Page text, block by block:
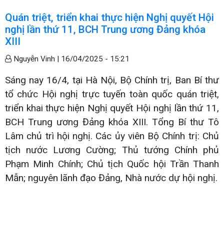
Quán triệt, triển khai thực hiện Nghị quyết Hội
nghị lần thứ 11, BCH Trung ương Đảng khóa
XIII
Nguyễn Vinh | 16/04/2025 - 15:21
Sáng nay 16/4, tại Hà Nội, Bộ Chính trị, Ban Bí thư
tổ chức Hội nghị trực tuyến toàn quốc quán triệt,
triển khai thực hiện Nghị quyết Hội nghị lần thứ 11,
BCH Trung ương Đảng khóa XIII. Tổng Bí thư Tô
Lâm chủ trì hội nghị. Các ủy viên Bộ Chính trị: Chủ
tịch nước Lương Cường; Thủ tướng Chính phủ
Phạm Minh Chính; Chủ tịch Quốc hội Trần Thanh
Mẫn; nguyên lãnh đạo Đảng, Nhà nước dự hội nghị.